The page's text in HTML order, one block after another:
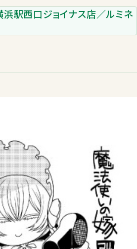
駅西口ジョイナス店／ルミネ